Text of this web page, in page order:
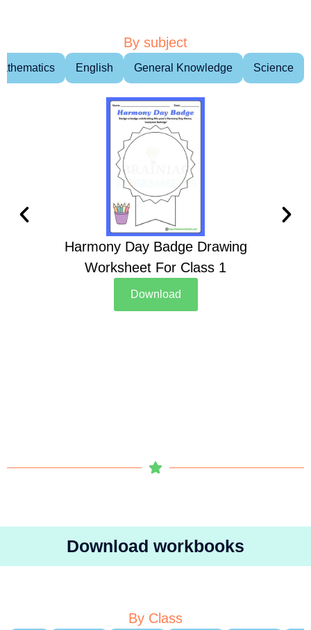
By subject
English General Knowledge Science
Harmony Day Badge Drawing
Worksheet For Class 1
Download
Download workbooks
By Class